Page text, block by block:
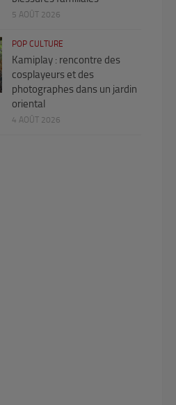
5 AOÛT 2026
POP CULTURE
Kamiplay : rencontre des
cosplayeurs et des
photographes dans un jardin
oriental
4 AOÛT 2026